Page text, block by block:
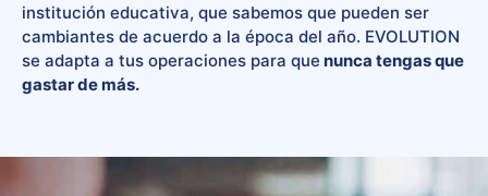
institución educativa, que sabemos que pueden ser
cambiantes de acuerdo a la época del año. EVOLUTION
se adapta a tus operaciones para que nunca tengas que
gastar de más.